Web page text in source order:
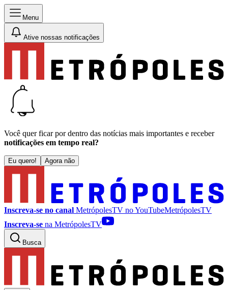
Menu
Ative nossas notificações
Você quer ficar por dentro das notícias mais importantes e receber
notificações em tempo real?
Eu quero! Agora não
Inscreva-se no canal MetrópolesTV noYouTubeMetrópolesTV
Inscreva-se na MetrópolesTV
Busca